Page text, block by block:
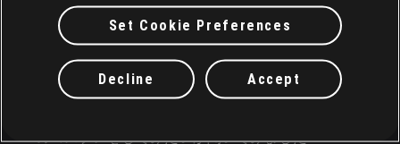
もしチキンがディップを始めたら最悪かもしれませ
んね（
ディップです、デスドロップではありませ
）
Kaitlynは動画以外にコスプレを何度も披露してくれ
のコスプレをしてみたいか聞いてみました！
Set Cookie Preferences
Decline Accept